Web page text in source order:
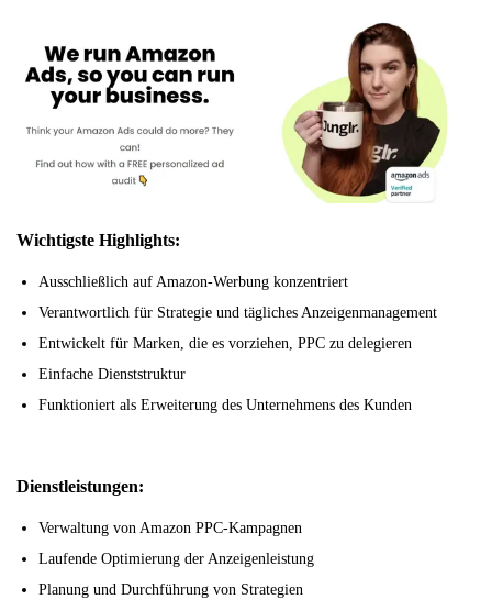
Wichtigste Highlights:
Ausschließlich auf Amazon-Werbung konzentriert
Verantwortlich für Strategie und tägliches Anzeigenmanagement
Entwickelt für Marken, die es vorziehen, PPC zu delegieren
Einfache Dienststruktur
Funktioniert als Erweiterung des Unternehmens des Kunden
Dienstleistungen:
Verwaltung von Amazon PPC-Kampagnen
Laufende Optimierung der Anzeigenleistung
Planung und Durchführung von Strategien